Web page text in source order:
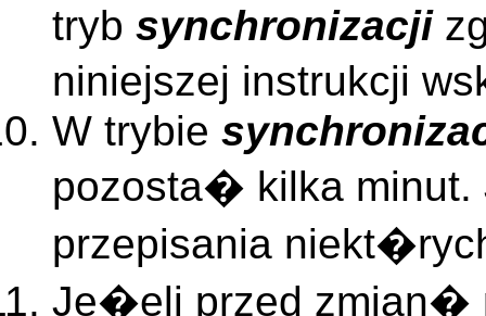
tryb synchronizacji
niniejszej instrukcji
W trybie
pozosta� kilka
przepisania
Je�eli przed zmian�